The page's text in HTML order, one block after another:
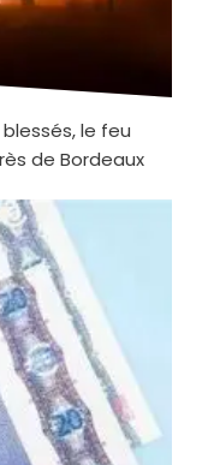
le feu
de Bordeaux